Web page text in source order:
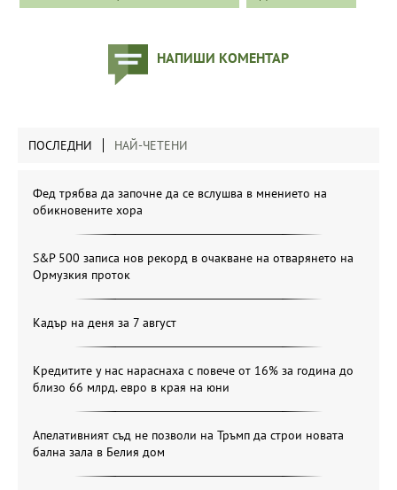
НАПИШИ КОМЕНТАР
ПОСЛЕДНИ НАЙ-ЧЕТЕНИ
Фед трябва да започне да се вслушва в мнението на
обикновените хора
S&P 500 записа нов рекорд в очакване на отварянето на
Ормузкия проток
Кадър на деня за 7 август
Кредитите у нас нараснаха с повече от 16% за година до
близо 66 млрд. евро в края на юни
Апелативният съд не позволи на Тръмп да строи новата
бална зала в Белия дом